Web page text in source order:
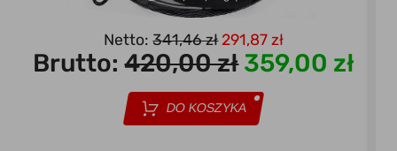
Netto:341,46 zł 291,87 zł
Brutto:420,00 zł359,00 zł
DO KOSZYKA